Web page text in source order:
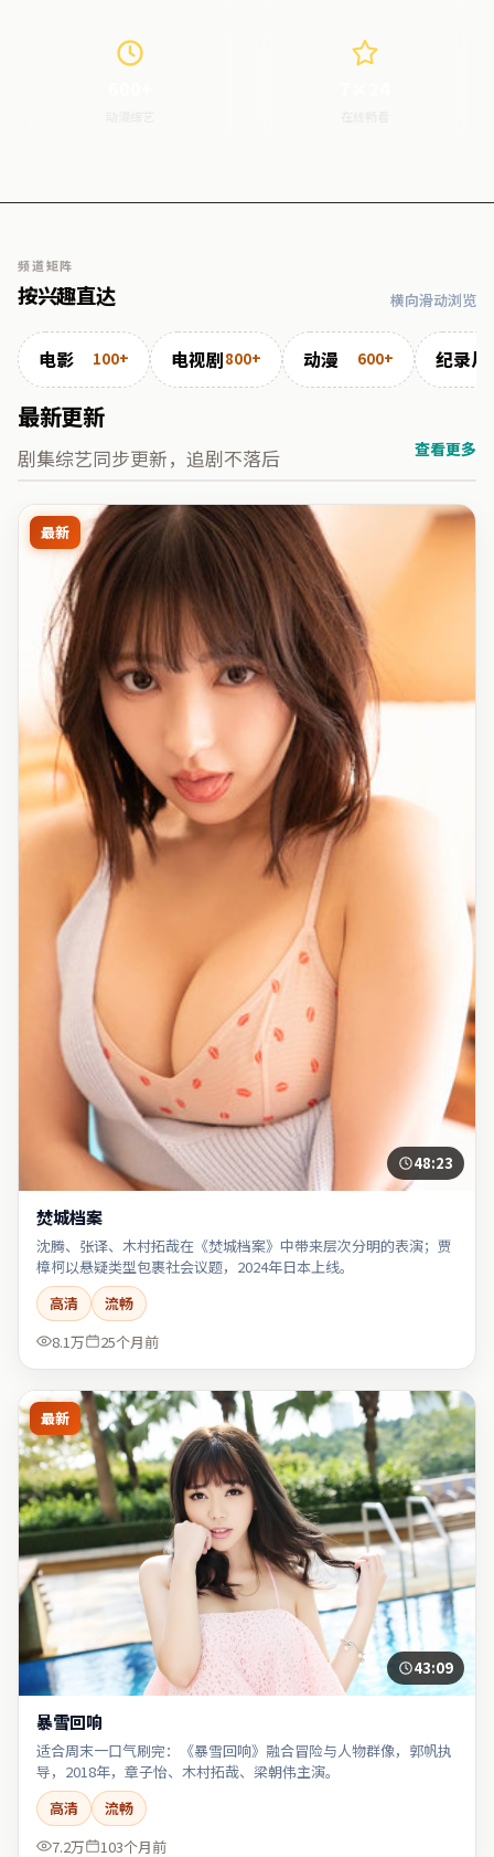
频道矩阵
按兴趣直达 横向滑动浏览
电影 100+ 电视剧800+ 动漫 600+ 纪录片
最新更新
剧集综艺同步更新，追剧不落后 查看更多
最新
48:23
焚城档案
沈腾、张译、木村拓哉在《焚城档案》中带来层次分明的表演；贾
樟柯以悬疑类型包裹社会议题，2024年日本上线。
高清
流畅
8.1万
25个月前
最新
43:09
暴雪回响
适合周末一口气刷完：《暴雪回响》融合冒险与人物群像，郭帆执
导，2018年，章子怡、木村拓哉、梁朝伟主演。
高清
流畅
7.2万
103个月前